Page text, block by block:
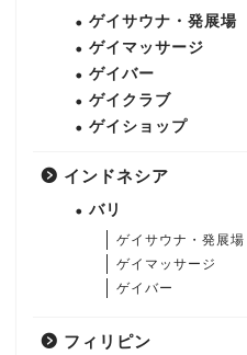
ゲイサウナ・発展場
ゲイマッサージ
ゲイバー
ゲイクラブ
ゲイショップ
インドネシア
バリ
ゲイサウナ・発展場
ゲイマッサージ
ゲイバー
フィリピン